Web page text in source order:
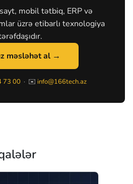
mobil tətbiq, ERP və
üzrə etibarlı texnologiya
məsləhət al →
73 00 · ✉️ info@166tech.az